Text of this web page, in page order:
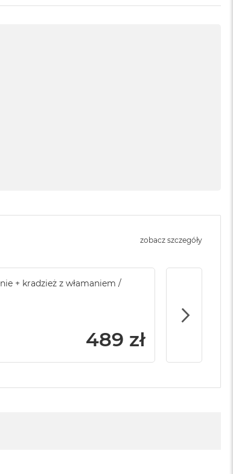
Service Pack Platinum - 3 lata ochrony
+ kradzież z włamaniem /
489 zł
zobacz szczegóły